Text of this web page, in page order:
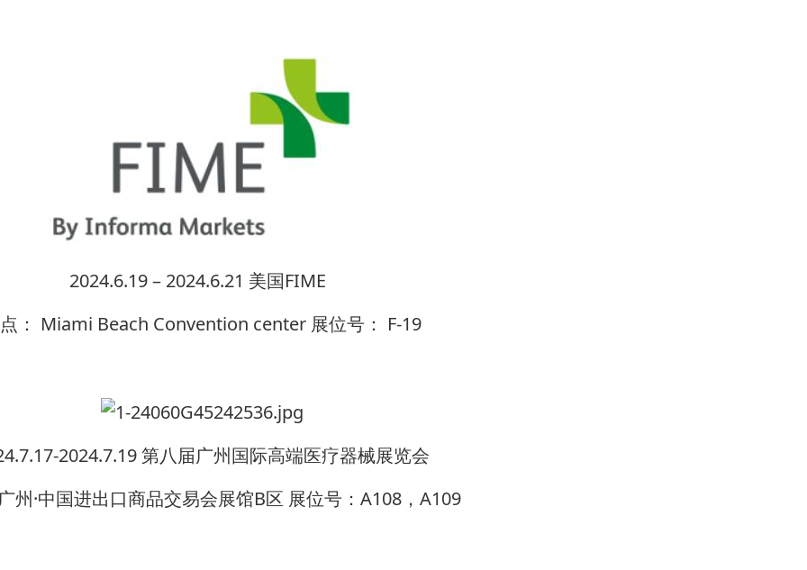
2024.6.19 – 2024.6.21 美国FIME
： Miami Beach Convention center 展位号： F-19
2024.7.19 第八届广州国际高端医疗器械展览会
州·中国进出口商品交易会展馆B区 展位号：A108，A109